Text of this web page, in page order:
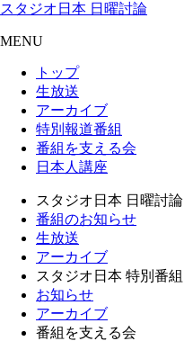
スタジオ日本 日曜討論
MENU
トップ
生放送
アーカイブ
特別報道番組
番組を支える会
日本人講座
スタジオ日本 日曜討論
番組のお知らせ
生放送
アーカイブ
スタジオ日本 特別番組
お知らせ
アーカイブ
番組を支える会